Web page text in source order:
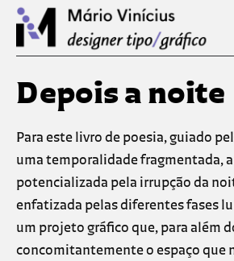
Depois a noite
Para este livro de poesia, guiado
uma temporalidade fragmentada,
potencializada pela irrupção da
enfatizada pelas diferentes fases
um projeto gráfico que, para além
concomitantemente o espaço que